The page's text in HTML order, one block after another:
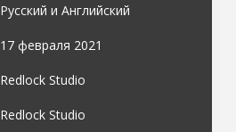
Русский и Английский
17 февраля 2021
Redlock Studio
Redlock Studio